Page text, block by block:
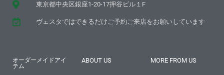
東京都中央区銀座1-20-17押谷ビル１F
ヴェスタではできるだけご予約ご来店をお願いしています
オーダーメイドアイ
テム
ABOUT US MORE FROM US